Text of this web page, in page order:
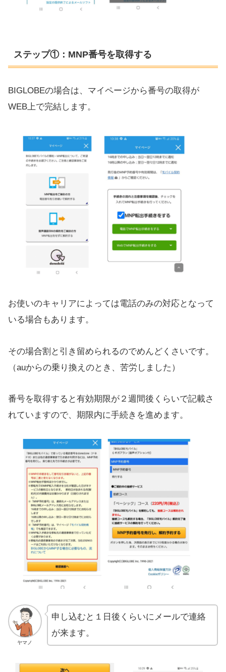
ステップ①：MNP番号を取得する
BIGLOBEの場合は、マイページから番号の取得が
WEB上で完結します。
お使いのキャリアによっては電話のみの対応となって
いる場合もあります。
その場合割と引き留められるのでめんどくさいです。
（auからの乗り換えのとき、苦労しました）
番号を取得すると有効期限が２週間後くらいで記載さ
れていますので、期限内に手続きを進めます。
ヤマノ
申し込むと１日後くらいにメールで連絡
が来ます。